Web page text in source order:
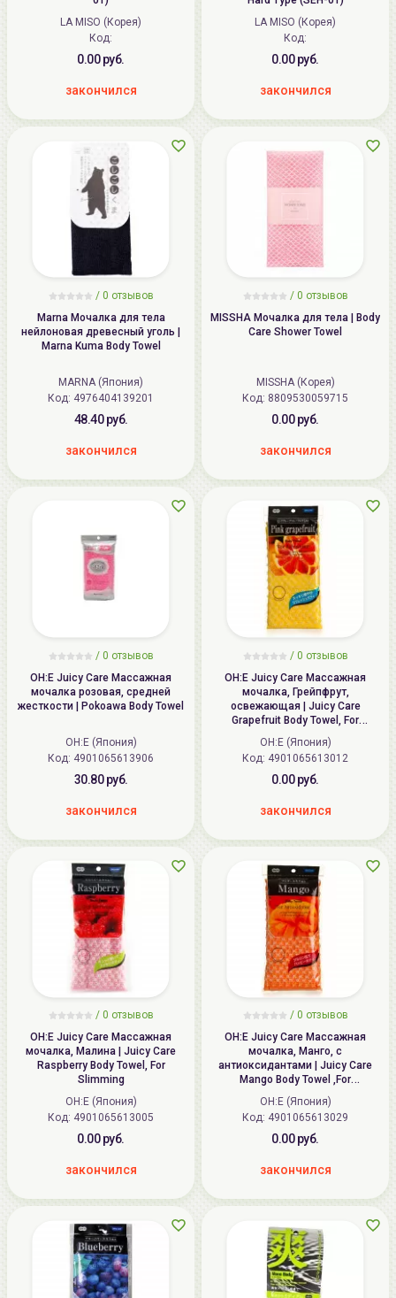
LA MISO (Корея)
Код:
0.00 руб.
закончился
LA MISO (Корея)
Код:
0.00 руб.
закончился
/ 0 отзывов
Marna Мочалка для тела
нейлоновая древесный уголь |
Marna Kuma Body Towel
MARNA (Япония)
Код: 4976404139201
48.40 руб.
закончился
/ 0 отзывов
MISSHA Мочалка для тела | Body
Care Shower Towel
MISSHA (Корея)
Код: 8809530059715
0.00 руб.
закончился
/ 0 отзывов
OH:E Juicy Care Массажная
мочалка розовая, средней
жесткости | Pokoawa Body Towel
OH:E (Япония)
Код: 4901065613906
30.80 руб.
закончился
/ 0 отзывов
OH:E Juicy Care Массажная
мочалка, Грейпфрут,
освежающая | Juicy Care
Grapefruit Body Towel, For
Refreshing
OH:E (Япония)
Код: 4901065613012
0.00 руб.
закончился
/ 0 отзывов
OH:E Juicy Care Массажная
мочалка, Малина | Juicy Care
Raspberry Body Towel, For
Slimming
OH:E (Япония)
Код: 4901065613005
0.00 руб.
закончился
/ 0 отзывов
OH:E Juicy Care Массажная
мочалка, Манго, с
антиоксидантами | Juicy Care
Mango Body Towel ,For
Antioxidation
OH:E (Япония)
Код: 4901065613029
0.00 руб.
закончился